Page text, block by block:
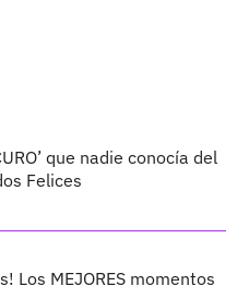
que nadie conocía del
Felices
Los MEJORES momentos